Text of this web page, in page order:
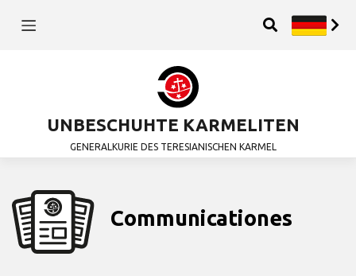
UNBESCHUHTE KARMELITEN
GENERALKURIE DES TERESIANISCHEN KARMEL
Communicationes